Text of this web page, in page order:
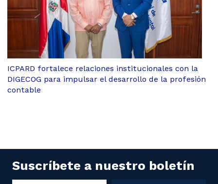
ICPARD fortalece relaciones institucionales con la
DIGECOG para impulsar el desarrollo de la profesión
contable
Suscríbete a nuestro boletín